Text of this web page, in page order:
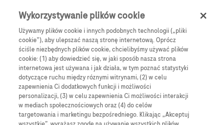
Skip to main content Menu
Products Articles
We are sorry, but no results were found for:
Wykorzystywanie plików cookie
Używamy plików cookie i innych podobnych technologii („pliki
cookie”), aby ulepszać naszą stronę internetową. Oprócz
ściśle niezbędnych plików cookie, chcielibyśmy używać plików
cookie: (1) aby dowiedzieć się, w jaki sposób nasza strona
internetowa jest używana i jak działa, w tym poznać statystyki
dotyczące ruchu między róznymi witrynami, (2) w celu
zapewnienia Ci dodatkowych funkcji i możliwości
personalizacji, (3) w celu zapewnienia Ci możliwości interakcji
w mediach społecznościowych oraz (4) do celów
targetowania i marketingu bezpośredniego. Klikając „Akceptuj